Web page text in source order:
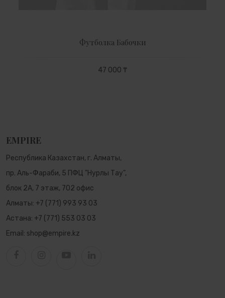
Футболка Бабочки
47 000 ₸
EMPIRE
Республика Казахстан, г. Алматы,
пр. Аль-Фараби, 5 ПФЦ "Нурлы Тау",
блок 2А, 7 этаж, 702 офис
Алматы: +7 (771) 993 93 03
Астана: +7 (771) 553 03 03
Email: shop@empire.kz